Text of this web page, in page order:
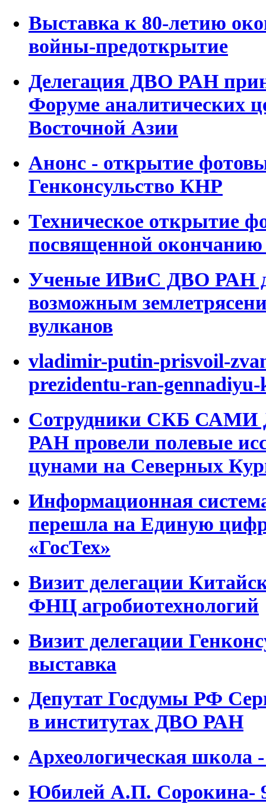
Выставка к 80-летию
войны-предоткрытие
Делегация ДВО РАН
Форуме аналитических
Восточной Азии
Анонс - открытие
Генконсульство КНР
Техническое открытие
посвященной
Ученые ИВиС ДВО РАН
возможным
вулканов
vladimir-putin-prisvoil-
prezidentu-ran-
Сотрудники СКБ
РАН провели полевые
цунами на Северных
Информационная
перешла на Единую
«ГосТех»
Визит делегации
ФНЦ агробиотехнологий
Визит делегации
выставка
Депутат Госдумы РФ
в институтах ДВО РАН
Археологическая школа
Юбилей А.П. Сорокина-